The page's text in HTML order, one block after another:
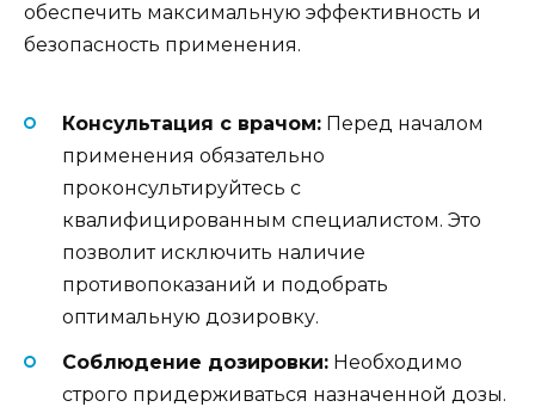
обеспечить максимальную эффективность и
безопасность применения.
Консультация с врачом: Перед началом
применения обязательно
проконсультируйтесь с
квалифицированным специалистом. Это
позволит исключить наличие
противопоказаний и подобрать
оптимальную дозировку.
Соблюдение дозировки: Необходимо
строго придерживаться назначенной дозы.